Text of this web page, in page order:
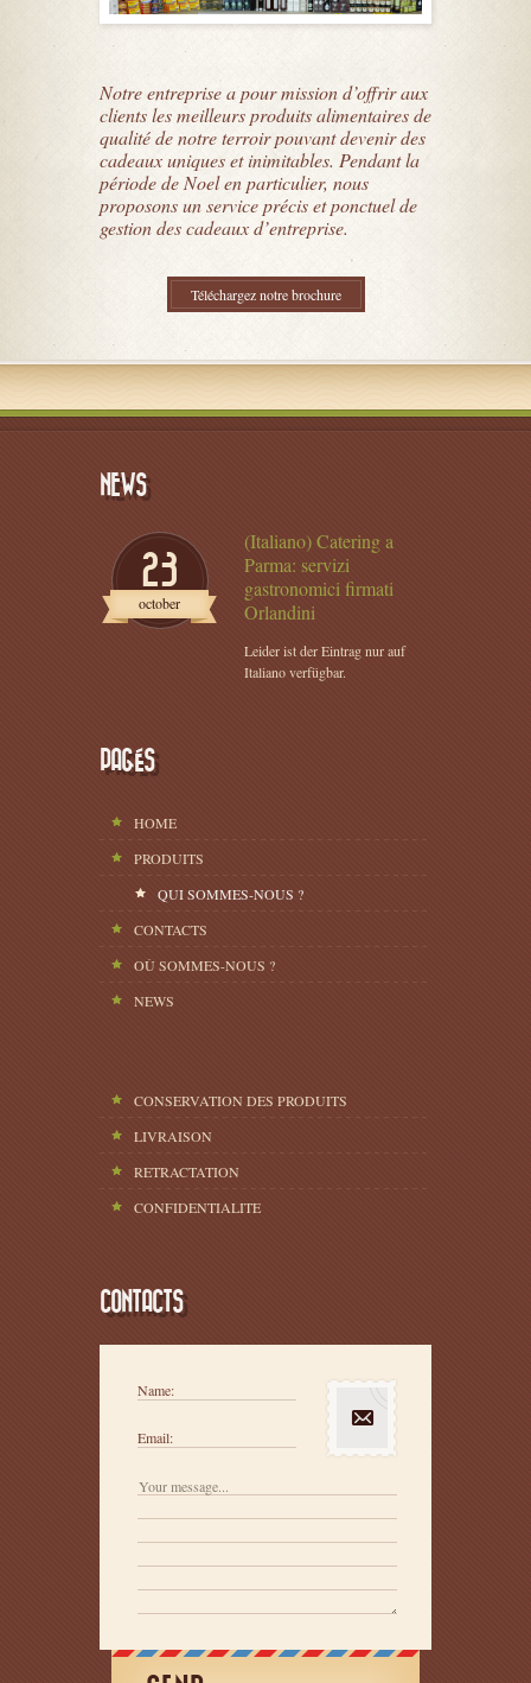
Notre entreprise a pour mission d’offrir aux
clients les meilleurs produits alimentaires de
qualité de notre terroir pouvant devenir des
cadeaux uniques et inimitables. Pendant la
période de Noel en particulier, nous
proposons un service précis et ponctuel de
gestion des cadeaux d’entreprise.
Téléchargez notre brochure
NEWS
23
october
(Italiano) Catering a
Parma: servizi
gastronomici firmati
Orlandini
Leider ist der Eintrag nur auf
Italiano verfügbar.
PAGÉS
HOME
PRODUITS
QUI SOMMES-NOUS ?
CONTACTS
OÙ SOMMES-NOUS ?
NEWS
CONSERVATION DES PRODUITS
LIVRAISON
RETRACTATION
CONFIDENTIALITE
CONTACTS
Name:
Email: